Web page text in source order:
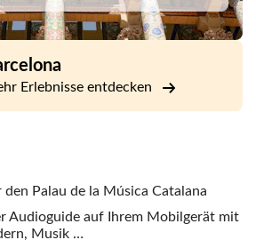
Erlebnisse entdecken
Palau de la Música Catalana
Audioguide auf Ihrem Mobilgerät mit
Musik …